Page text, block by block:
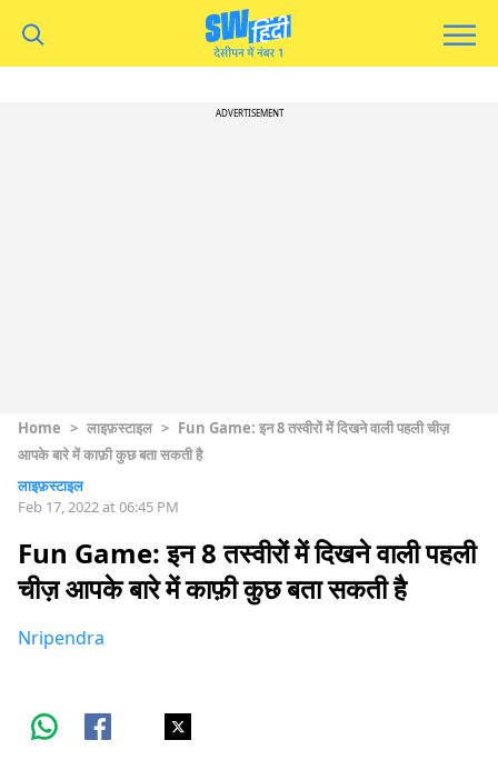
ADVERTISEMENT
Home > लाइफ़स्टाइल > Fun Game: इन 8 तस्वीरों में दिखने वाली पहली चीज़
आपके बारे में काफ़ी कुछ बता सकती है
लाइफ़स्टाइल
Feb 17, 2022 at 06:45 PM
Fun Game: इन 8 तस्वीरों में दिखने वाली पहली
चीज़ आपके बारे में काफ़ी कुछ बता सकती है
Nripendra